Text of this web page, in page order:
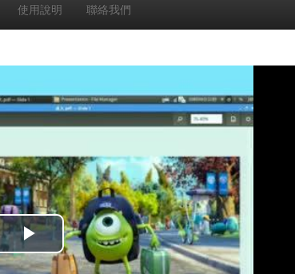
使用說明 聯絡我們
播